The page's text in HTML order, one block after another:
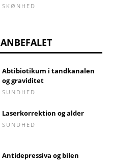
SKØNHED
ANBEFALET
Abtibiotikum i tandkanalen
og graviditet
SUNDHED
Laserkorrektion og alder
SUNDHED
Antidepressiva og bilen